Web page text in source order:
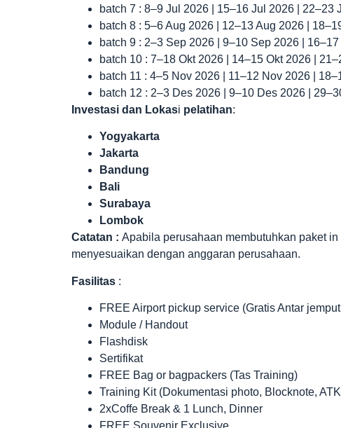
batch 7 : 8–9 Jul 2026 | 15–16 Jul 2026 | 22–23
batch 8 : 5–6 Aug 2026 | 12–13 Aug 2026 |
batch 9 : 2–3 Sep 2026 | 9–10 Sep 2026 |
batch 10 : 7–18 Okt 2026 | 14–15 Okt 2026 |
batch 11 : 4–5 Nov 2026 | 11–12 Nov 2026 |
batch 12 : 2–3 Des 2026 | 9–10 Des 2026 |
Investasi dan Lokasi pelatihan:
Yogyakarta
Jakarta
Bandung
Bali
Surabaya
Lombok
Catatan : Apabila perusahaan membutuhkan paket
menyesuaikan dengan anggaran perusahaan.
Fasilitas :
FREE Airport pickup service (Gratis Antar
Module / Handout
Flashdisk
Sertifikat
FREE Bag or bagpackers (Tas Training)
Training Kit (Dokumentasi photo, Blocknote,
2xCoffe Break & 1 Lunch, Dinner